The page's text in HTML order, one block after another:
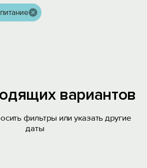
питание
вариантов
фильтры или указать другие
даты